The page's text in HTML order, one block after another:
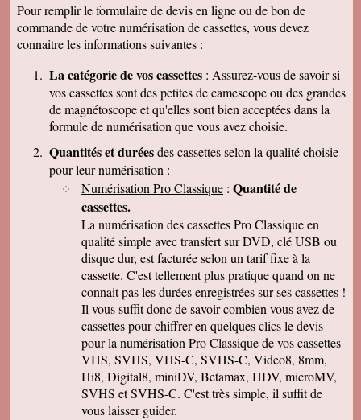
cordialement
Nicolas B.
J ai bien recu le colis. Les cd sont impeccables.
Thierry P.
j'ai bien reçu les lots de dvd ! merci de votre
travail et de votre gentillesse ! cordialement
Patrick C.
J 'ai bien reçu le colis , je suis content de votre
travail, ma famille en métropole doit vous
envoyer le reste des cassettes. Cordialement
J-Claude L.
Bonjour, je voulait vous remercier sincérement
pour le travail que avez effectuer en restituant
les films de nos cassettes mini dv sur dvd.
Vôtre travail est excellent et vôtre sérieux est
irréprochable. Nous auront d'autre cassettes a
vous envoyer prochainement. Encore merci est
désoler de vous remercier avec autant de retard
... Bonne continuation
Caroline P.
Merci pour votre professionnalisme. vous etes
une bonne adresse et ne manquerais pas de
parler de vous . Encore merci
J-Pierre B.
Tout est OK, merci! Dans l'avenir, j'aurai sans
doute encore recours à vous pour le même
genre de travail. Cordialement
Pour remplir le formulaire de devis en ligne ou de bon de
commande de votre numérisation de cassettes, vous devez
connaitre les informations suivantes :
La catégorie de vos cassettes : Assurez-vous de savoir si
vos cassettes sont des petites de camescope ou des grandes
de magnétoscope et qu'elles sont bien acceptées dans la
formule de numérisation que vous avez choisie.
Quantités et duréesdes cassettes selon la qualité choisie
pour leur numérisation :
Numérisation Pro Classique : Quantité de
cassettes.
La numérisation des cassettes Pro Classique en
qualité simple avec transfert sur DVD, clé USB ou
disque dur, est facturée selon un tarif fixe à la
cassette. C'est tellement plus pratique quand on ne
connait pas les durées enregistrées sur ses cassettes !
Il vous suffit donc de savoir combien vous avez de
cassettes pour chiffrer en quelques clics le devis
pour la numérisation Pro Classique de vos cassettes
VHS, SVHS, VHS-C, SVHS-C, Video8, 8mm,
Hi8, Digital8, miniDV, Betamax, HDV, microMV,
SVHS et SVHS-C. C'est très simple, il suffit de
vous laisser guider.